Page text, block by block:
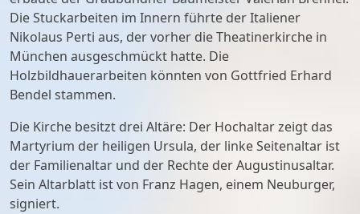
Die Stuckarbeiten im Innern führte der Italiener
Nikolaus Perti aus, der vorher die Theatinerkirche in
München ausgeschmückt hatte. Die
Holzbildhauerarbeiten könnten von Gottfried Erhard
Bendel stammen.
Die Kirche besitzt drei Altäre: Der Hochaltar zeigt das
Martyrium der heiligen Ursula, der linke Seitenaltar ist
der Familienaltar und der Rechte der Augustinusaltar.
Sein Altarblatt ist von Franz Hagen, einem Neuburger,
signiert.